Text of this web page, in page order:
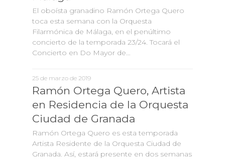
El oboísta granadino Ramón Ortega Quero
toca esta semana con la Orquesta
Filarmónica de Málaga, en el penúltimo
concierto de la temporada 23/24. Tocará el
Concierto en Do Mayor de…
25 de marzo de 2019
Ramón Ortega Quero, Artista
en Residencia de la Orquesta
Ciudad de Granada
Ramón Ortega Quero es esta temporada
Artista Residente de la Orquesta Ciudad de
Granada. Así, estará presente en dos semanas